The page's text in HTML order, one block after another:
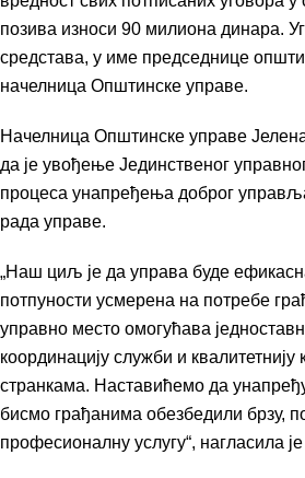
позива износи 90 милиона динара.
средстава, у име председнице
начелница Општинске управе.
Начелница Општинске управе
да је увођење Јединственог
процеса унапређења доброг
рада управе.
„Наш циљ је да управа буде
потпуности усмерена на потребе
управно место омогућава
координацију служби и квалитетнију
странкама. Наставићемо да
бисмо грађанима обезбедили брзу,
професионалну услугу“, нагласила